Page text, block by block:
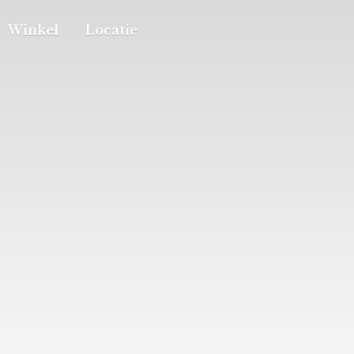
Winkel Locatie